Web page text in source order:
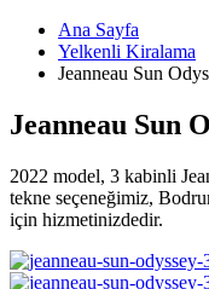
Ana Sayfa
Yelkenli Kiralama
Jeanneau Sun
Jeanneau Sun
2022 model, 3 kabinli
tekne seçeneğimiz,
için hizmetinizdedir.